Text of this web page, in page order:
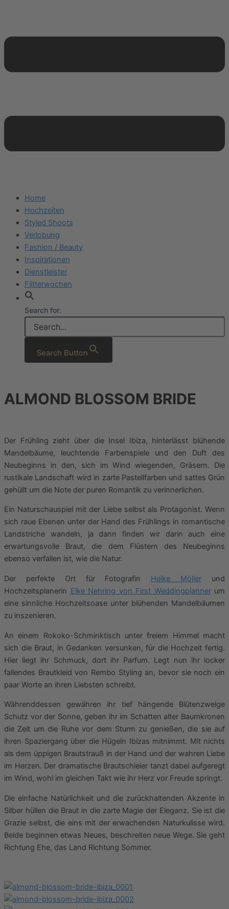
Home
Hochzeiten
Styled Shoots
Verlobung
Fashion / Beauty
Inspirationen
Dienstleister
Flitterwochen
Search for:
Search Button
ALMOND BLOSSOM BRIDE
Der Frühling zieht über die Insel Ibiza, hinterlässt blühende
Mandelbäume, leuchtende Farbenspiele und den Duft des
Neubeginns in den, sich im Wind wiegenden, Gräsern. Die
rustikale Landschaft wird in zarte Pastellfarben und sattes Grün
gehüllt um die Note der puren Romantik zu verinnerlichen.
Ein Naturschauspiel mit der Liebe selbst als Protagonist. Wenn
sich raue Ebenen unter der Hand des Frühlings in romantische
Landstriche wandeln, ja dann finden wir darin auch eine
erwartungsvolle Braut, die dem Flüstern des Neubeginns
ebenso verfallen ist, wie die Natur.
Der perfekte Ort für Fotografin Heike Möller und
Hochzeitsplanerin Elke Nehring von First Weddingplannerum
eine sinnliche Hochzeitsoase unter blühenden Mandelbäumen
zu inszenieren.
An einem Rokoko-Schminktisch unter freiem Himmel macht
sich die Braut, in Gedanken versunken, für die Hochzeit fertig.
Hier liegt ihr Schmuck, dort ihr Parfum. Legt nun ihr locker
fallendes Brautkleid von Rembo Styling an, bevor sie noch ein
paar Worte an ihren Liebsten schreibt.
Währenddessen gewähren ihr tief hängende Blütenzweige
Schutz vor der Sonne, geben ihr im Schatten alter Baumkronen
die Zeit um die Ruhe vor dem Sturm zu genießen, die sie auf
ihren Spaziergang über die Hügeln Ibizas mitnimmt. Mit nichts
als dem üppigen Brautstrauß in der Hand und der wahren Liebe
im Herzen. Der dramatische Brautschleier tanzt dabei aufgeregt
im Wind, wohl im gleichen Takt wie ihr Herz vor Freude springt.
Die einfache Natürlichkeit und die zurückhaltenden Akzente in
Silber hüllen die Braut in die zarte Magie der Eleganz. Sie ist die
Grazie selbst, die eins mit der erwachenden Naturkulisse wird.
Beide beginnen etwas Neues, beschreiten neue Wege. Sie geht
Richtung Ehe, das Land Richtung Sommer.